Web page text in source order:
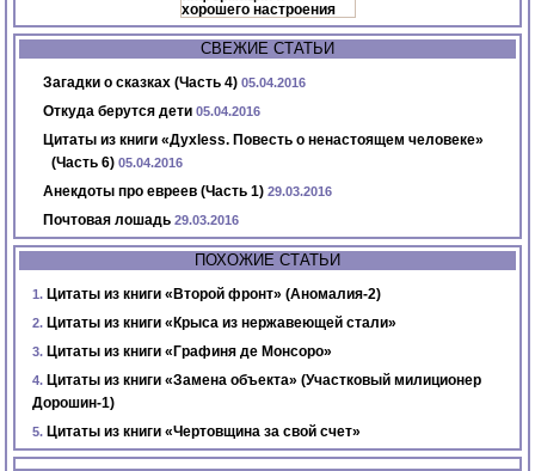
СВЕЖИЕ СТАТЬИ
Загадки о сказках (Часть 4) 05.04.2016
Откуда берутся дети 05.04.2016
Цитаты из книги «Духless. Повесть о ненастоящем человеке»
(Часть 6) 05.04.2016
Анекдоты про евреев (Часть 1) 29.03.2016
Почтовая лошадь 29.03.2016
ПОХОЖИЕ СТАТЬИ
Цитаты из книги «Второй фронт» (Аномалия-2)
Цитаты из книги «Крыса из нержавеющей стали»
Цитаты из книги «Графиня де Монсоро»
Цитаты из книги «Замена объекта» (Участковый милиционер
Дорошин-1)
Цитаты из книги «Чертовщина за свой счет»